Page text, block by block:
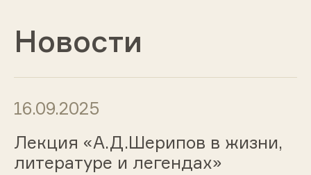
Новости
16.09.2025
Лекция «А.Д.Шерипов в жизни,
литературе и легендах»